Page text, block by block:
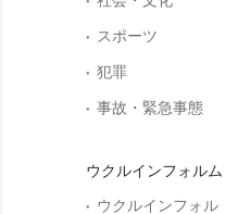
スポーツ
犯罪
事故・緊急事態
ウクルインフォルム
ウクルインフォル